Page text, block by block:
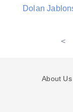
Dolan
<
About Us